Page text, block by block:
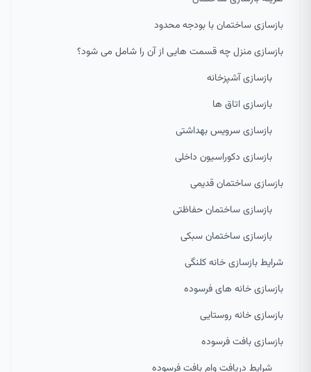
بازسازی ساختمان با بودجه محدود
بازسازی منزل چه قسمت هایی از آن را شامل می شود؟
بازسازی آشپزخانه
بازسازی اتاق ها
بازسازی سرویس بهداشتی
بازسازی دکوراسیون داخلی
بازسازی ساختمان قدیمی
بازسازی ساختمان حفاظتی
بازسازی ساختمان سبکی
شرایط بازسازی خانه کلنگی
بازسازی خانه های فرسوده
بازسازی خانه روستایی
بازسازی بافت فرسوده
شرایط دریافت وام بافت فرسوده